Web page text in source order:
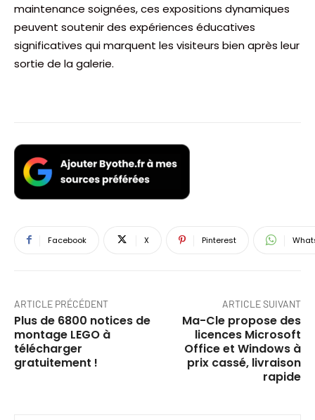
maintenance soignées, ces expositions dynamiques
peuvent soutenir des expériences éducatives
significatives qui marquent les visiteurs bien après leur
sortie de la galerie.
Facebook X Pinterest
ARTICLE PRÉCÉDENT
Plus de 6800 notices de
montage LEGO à
télécharger
gratuitement !
ARTICLE SUIVANT
Ma-Cle propose des
licences Microsoft
Office et Windows à
prix cassé, livraison
rapide